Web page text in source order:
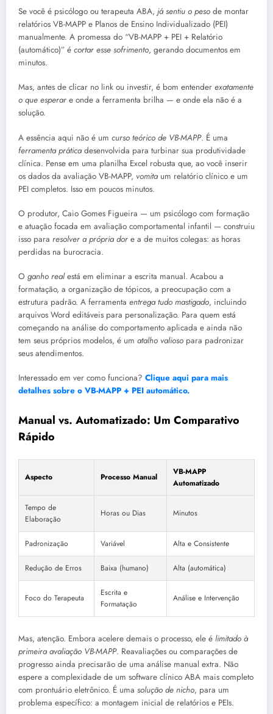
Se você é psicólogo ou terapeuta ABA, já sentiu o peso de montar
relatórios VB-MAPP e Planos de Ensino Individualizado (PEI)
manualmente. A promessa do “VB-MAPP + PEI + Relatório
(automático)” é cortar esse sofrimento, gerando documentos em
minutos.
Mas, antes de clicar no link ou investir, é bom entender exatamente
o que esperar e onde a ferramenta brilha — e onde ela não é a
solução.
A essência aqui não é um curso teórico de VB-MAPP. É uma
ferramenta práticadesenvolvida para turbinar sua produtividade
clínica. Pense em uma planilha Excel robusta que, ao você inserir
os dados da avaliação VB-MAPP, vomitaum relatório clínico e um
PEI completos. Isso em poucos minutos.
O produtor, Caio Gomes Figueira — um psicólogo com formação
e atuação focada em avaliação comportamental infantil — construiu
isso para resolver a própria dor e a de muitos colegas: as horas
perdidas na burocracia.
O ganho realestá em eliminar a escrita manual. Acabou a
formatação, a organização de tópicos, a preocupação com a
estrutura padrão. A ferramenta entrega tudo mastigado, incluindo
arquivos Word editáveis para personalização. Para quem está
começando na análise do comportamento aplicada e ainda não
tem seus próprios modelos, é um atalho valioso para padronizar
seus atendimentos.
Interessado em ver como funciona? Clique aqui para mais
detalhes sobre o VB-MAPP + PEI automático.
Manual vs. Automatizado: Um Comparativo
Rápido
Aspecto Processo Manual
VB-MAPP
Automatizado
Tempo de
Elaboração
Horas ou Dias Minutos
Padronização Variável Alta e Consistente
Redução de Erros Baixa (humano) Alta (automática)
Foco do Terapeuta
Escrita e
Formatação
Análise e Intervenção
Mas, atenção. Embora acelere demais o processo, ele é limitado à
primeira avaliação VB-MAPP. Reavaliações ou comparações de
progresso ainda precisarão de uma análise manual extra. Não
espere a complexidade de um software clínico ABA mais completo
com prontuário eletrônico. É uma solução de nicho, para um
problema específico: a montagem inicial de relatórios e PEIs.